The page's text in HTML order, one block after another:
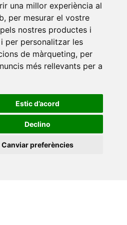
una millor experiència al
, per mesurar el vostre
nostres productes i
per personalitzar les
de màrqueting, per
més rellevants per a
Estic d’acord
Declino
Canviar preferències